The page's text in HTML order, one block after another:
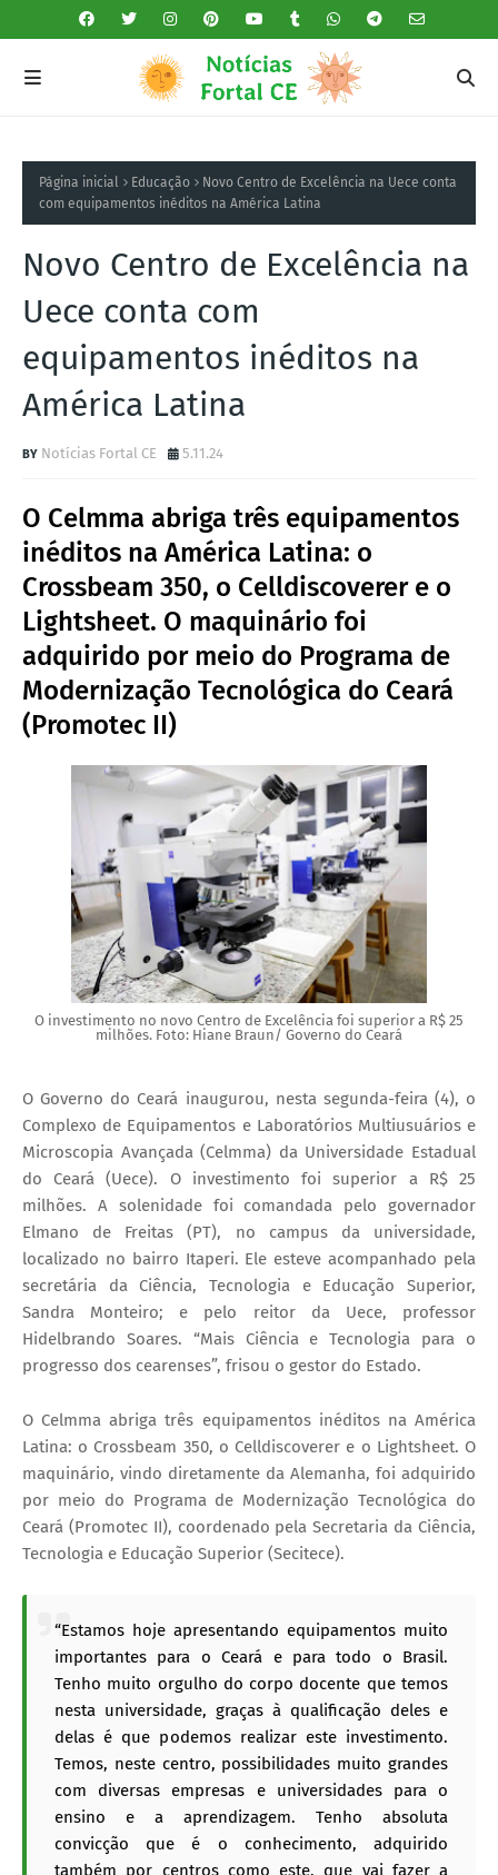
Página inicial Educação
Novo Centro de Excelência na Uece conta
com equipamentos inéditos na América Latina
Novo Centro de Excelência na
Uece conta com
equipamentos inéditos na
América Latina
Notícias Fortal CE 5.11.24
O Celmma abriga três equipamentos
inéditos na América Latina: o
Crossbeam 350, o Celldiscoverer e o
Lightsheet. O maquinário foi
adquirido por meio do Programa de
Modernização Tecnológica do Ceará
(Promotec II)
O investimento no novo Centro de Excelência foi superior a R$ 25
milhões. Foto: Hiane Braun/ Governo do Ceará
O Governo do Ceará inaugurou, nesta segunda-feira (4), o
Complexo de Equipamentos e Laboratórios Multiusuários e
Microscopia Avançada (Celmma) da Universidade Estadual
do Ceará (Uece). O investimento foi superior a R$ 25
milhões. A solenidade foi comandada pelo governador
Elmano de Freitas (PT), no campus da universidade,
localizado no bairro Itaperi. Ele esteve acompanhado pela
secretária da Ciência, Tecnologia e Educação Superior,
Sandra Monteiro; e pelo reitor da Uece, professor
Hidelbrando Soares. “Mais Ciência e Tecnologia para o
progresso dos cearenses”, frisou o gestor do Estado.
O Celmma abriga três equipamentos inéditos na América
Latina: o Crossbeam 350, o Celldiscoverer e o Lightsheet. O
maquinário, vindo diretamente da Alemanha, foi adquirido
por meio do Programa de Modernização Tecnológica do
Ceará (Promotec II), coordenado pela Secretaria da Ciência,
Tecnologia e Educação Superior (Secitece).
“Estamos hoje apresentando equipamentos muito
importantes para o Ceará e para todo o Brasil.
Tenho muito orgulho do corpo docente que temos
nesta universidade, graças à qualificação deles e
delas é que podemos realizar este investimento.
Temos, neste centro, possibilidades muito grandes
com diversas empresas e universidades para o
ensino e a aprendizagem. Tenho absoluta
convicção que é o conhecimento, adquirido
também por centros como este, que vai fazer a